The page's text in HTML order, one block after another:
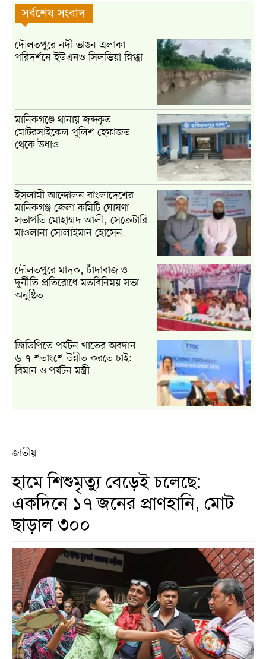
সর্বশেষ সংবাদ
দৌলতপুরে নদী ভাঙন এলাকা
পরিদর্শনে ইউএনও সিলভিয়া স্নিগ্ধা
মানিকগঞ্জে থানায় জব্দকৃত
মোটরসাইকেল পুলিশ হেফাজত
থেকে উধাও
ইসলামী আন্দোলন বাংলাদেশের
মানিকগঞ্জ জেলা কমিটি ঘোষণা
সভাপতি মোহাম্মদ আলী, সেক্রেটারি
মাওলানা সোলাইমান হোসেন
দৌলতপুরে মাদক, চাঁদাবাজ ও
দুর্নীতি প্রতিরোধে মতবিনিময় সভা
অনুষ্ঠিত
জিডিপিতে পর্যটন খাতের অবদান
৬-৭ শতাংশে উন্নীত করতে চাই:
বিমান ও পর্যটন মন্ত্রী